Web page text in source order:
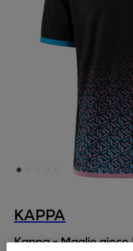
KAPPA
Kappa - Maglie